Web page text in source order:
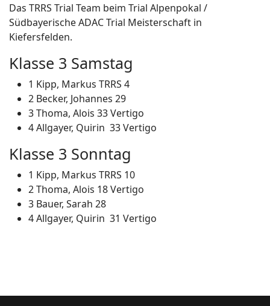
Das TRRS Trial Team beim Trial Alpenpokal /
Südbayerische ADAC Trial Meisterschaft in
Kiefersfelden.
Klasse 3 Samstag
1 Kipp, Markus TRRS 4
2 Becker, Johannes 29
3 Thoma, Alois 33 Vertigo
4 Allgayer, Quirin 33 Vertigo
Klasse 3 Sonntag
1 Kipp, Markus TRRS 10
2 Thoma, Alois 18 Vertigo
3 Bauer, Sarah 28
4 Allgayer, Quirin 31 Vertigo